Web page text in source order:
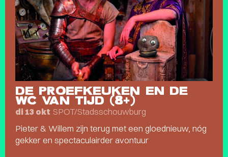
DE PROEFKEUKEN EN DE
WC VAN TIJD (8+)
di 13 okt SPOT/Stadsschouwburg
Pieter & Willem zijn terug met een gloednieuw, nóg
gekker en spectaculairder avontuur